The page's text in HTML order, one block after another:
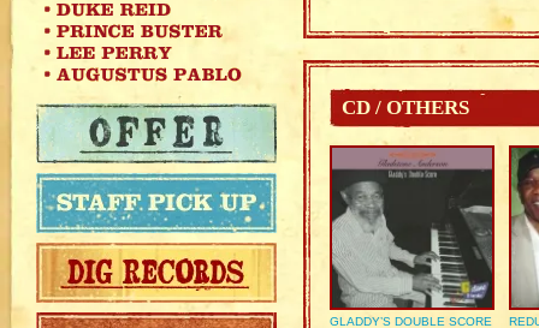
CD / OTHERS
GLADDY’S DOUBLE SCORE